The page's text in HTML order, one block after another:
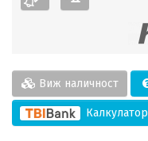
Виж наличност
Калкулатор